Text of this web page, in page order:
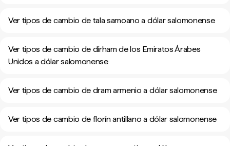
Ver tipos de cambio de tala samoano a dólar salomonense
Ver tipos de cambio de dírham de los Emiratos Árabes
Unidos a dólar salomonense
Ver tipos de cambio de dram armenio a dólar salomonense
Ver tipos de cambio de florín antillano a dólar salomonense